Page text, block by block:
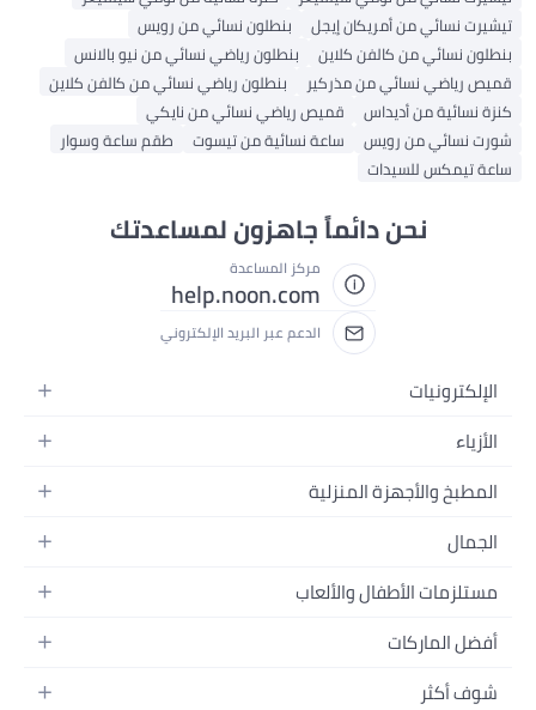
تيشيرت نسائي من أمريكان إيجل
بنطلون نسائي من رويس
بنطلون نسائي من كالفن كلاين
بنطلون رياضي نسائي من نيو بالانس
قميص رياضي نسائي من مذركير
بنطلون رياضي نسائي من كالفن كلاين
كنزة نسائية من أديداس
قميص رياضي نسائي من نايكي
شورت نسائي من رويس
ساعة نسائية من تيسوت
طقم ساعة وسوار
ساعة تيمكس للسيدات
نحن دائماً جاهزون لمساعدتك
مركز المساعدة
help.noon.com
الدعم عبر البريد الإلكتروني
الإلكترونيات
الجوالات
اللابتوبات
الأجهزة المنزلية
التلفزيونات
السماعات
ألعاب القيمنق
الأزياء
أزياء نسائية
أزياء البنات
أزياء الأولاد
المجوهرات
حقائب نسائية
المطبخ والأجهزة المنزلية
الحمام
المطبخ والسفرة
أدوات وتحسين المنزل
الجمال
العطور
العناية بالشعر
العناية بالبشرة
مستلزمات الأطفال والألعاب
الحفاضات
الرضاعة والتغذية
أفضل الماركات
سامسونج
شوف أكثر